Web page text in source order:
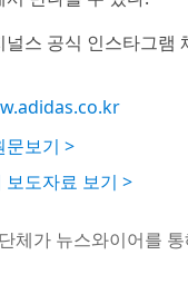
널스 공식 인스타그
문보기 >
도자료 보기 >
체가 뉴스와이어를